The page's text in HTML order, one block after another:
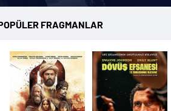
Başlıyor
Korku Seansı 4: Son
Ayin
FRAGMANLAR